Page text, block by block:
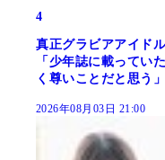
4
真正グラビアアイド
「少年誌に載ってい
く尊いことだと思う」
2026年08月03日 21:00